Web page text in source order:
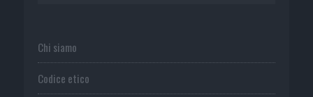
Chi siamo
Codice etico